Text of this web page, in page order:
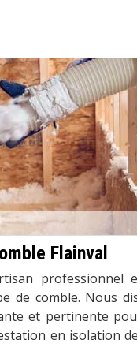
Flainval
professionnel
de comble. Nous
et pertinente
en isolation